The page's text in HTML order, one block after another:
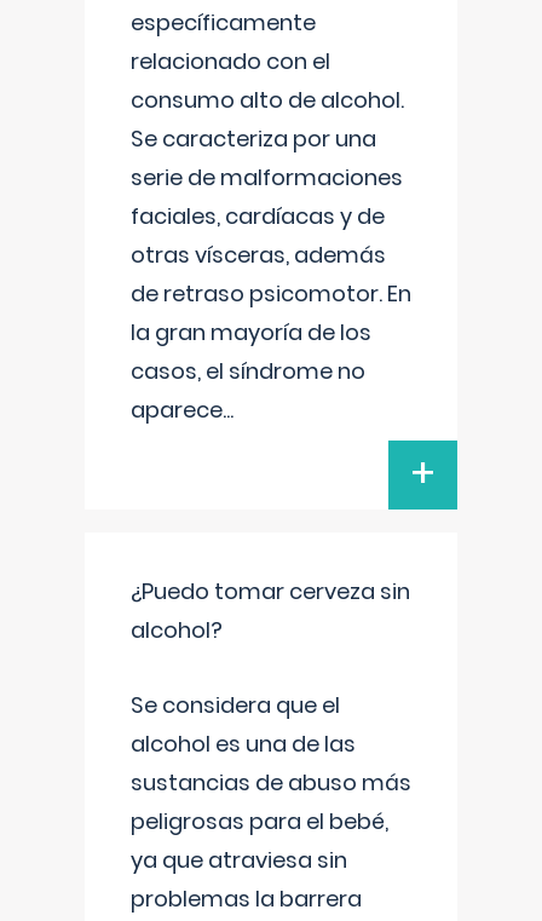
específicamente
relacionado con el
consumo alto de alcohol.
Se caracteriza por una
serie de malformaciones
faciales, cardíacas y de
otras vísceras, además
de retraso psicomotor. En
la gran mayoría de los
casos, el síndrome no
aparece...
+
¿Puedo tomar cerveza sin
alcohol?
Se considera que el
alcohol es una de las
sustancias de abuso más
peligrosas para el bebé,
ya que atraviesa sin
problemas la barrera